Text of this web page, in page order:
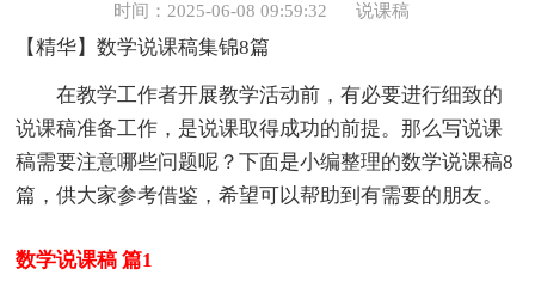
时间：2025-06-08 09:59:32 说课稿
【精华】数学说课稿集锦8篇
在教学工作者开展教学活动前，有必要进行细致的
说课稿准备工作，是说课取得成功的前提。那么写说课
稿需要注意哪些问题呢？下面是小编整理的数学说课稿8
篇，供大家参考借鉴，希望可以帮助到有需要的朋友。
数学说课稿 篇1